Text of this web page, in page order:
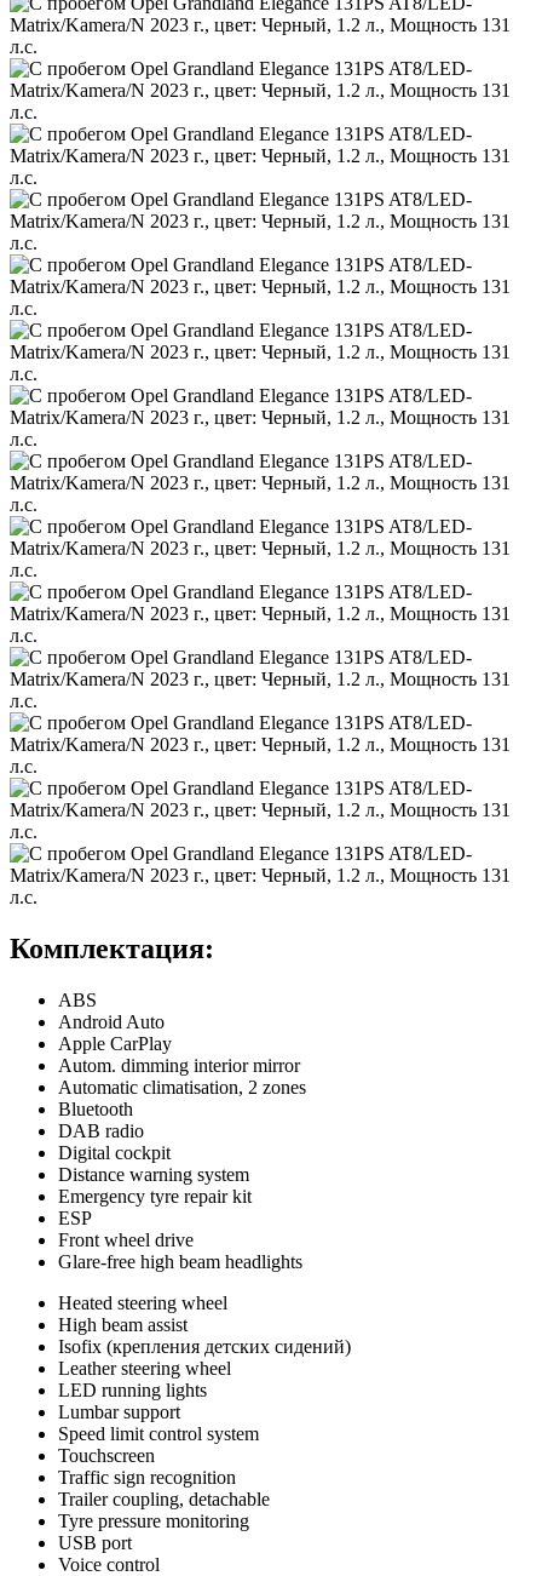
Комплектация:
ABS
Android Auto
Apple CarPlay
Autom. dimming interior mirror
Automatic climatisation, 2 zones
Bluetooth
DAB radio
Digital cockpit
Distance warning system
Emergency tyre repair kit
ESP
Front wheel drive
Glare-free high beam headlights
Heated steering wheel
High beam assist
Isofix (крепления детских сидений)
Leather steering wheel
LED running lights
Lumbar support
Speed limit control system
Touchscreen
Traffic sign recognition
Trailer coupling, detachable
Tyre pressure monitoring
USB port
Voice control